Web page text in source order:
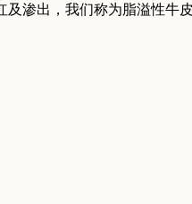
渗出，我们称为脂溢性牛